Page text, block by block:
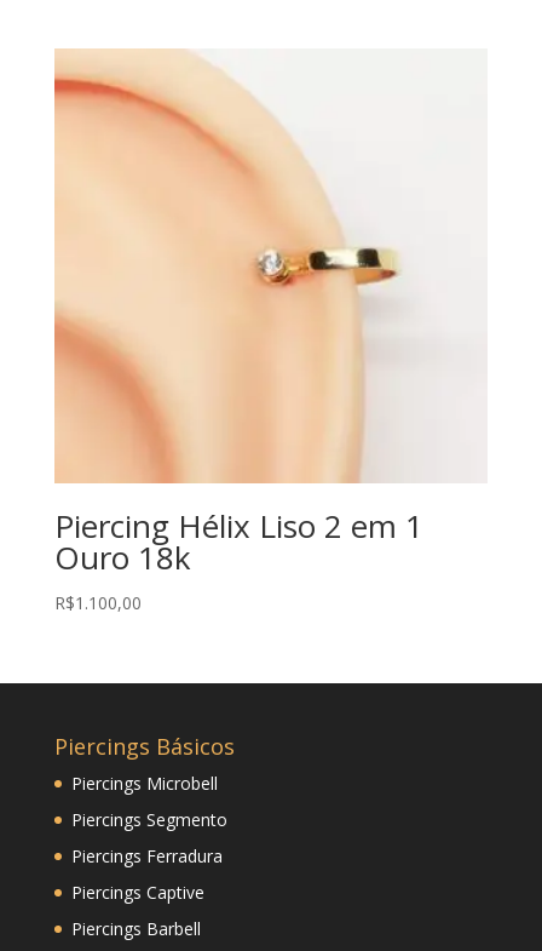
Piercing Hélix Liso 2 em 1
Ouro 18k
R$1.100,00
Piercings Básicos
Piercings Microbell
Piercings Segmento
Piercings Ferradura
Piercings Captive
Piercings Barbell